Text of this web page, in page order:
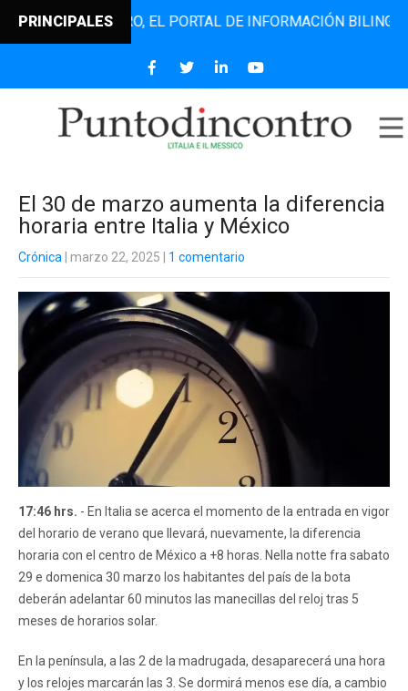
PRINCIPALESEL PORTAL DE INFORMACIÓN BILINGÜE
El 30 de marzo aumenta la diferencia
horaria entre Italia y México
Crónica | marzo 22, 2025 1 comentario
17:46 hrs. - En Italia se acerca el momento de la entrada en vigor
del horario de verano que llevará, nuevamente, la diferencia
horaria con el centro de México a +8 horas. Nella notte fra sabato
29 e domenica 30 marzo los habitantes del país de la bota
deberán adelantar 60 minutos las manecillas del reloj tras 5
meses de horarios solar.
En la península, a las 2 de la madrugada, desaparecerá una hora
y los relojes marcarán las 3. Se dormirá menos ese día, a cambio